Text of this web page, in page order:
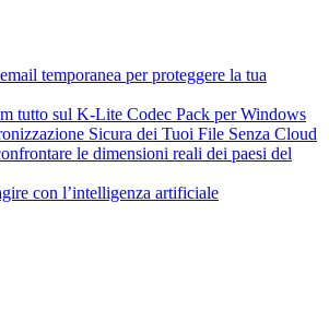
temporanea per proteggere la tua
tutto sul K-Lite Codec Pack per Windows
Sicura dei Tuoi File Senza Cloud
le dimensioni reali dei paesi del
con l’intelligenza artificiale